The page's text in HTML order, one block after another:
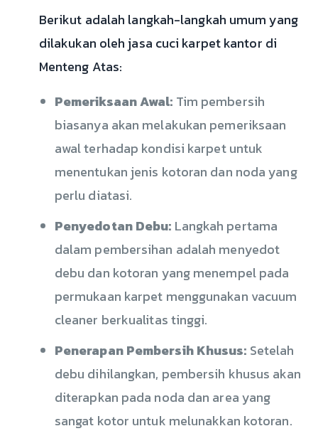
Berikut adalah langkah-langkah umum yang
dilakukan oleh jasa cuci karpet kantor di
Menteng Atas:
Pemeriksaan Awal: Tim pembersih
biasanya akan melakukan pemeriksaan
awal terhadap kondisi karpet untuk
menentukan jenis kotoran dan noda yang
perlu diatasi.
Penyedotan Debu: Langkah pertama
dalam pembersihan adalah menyedot
debu dan kotoran yang menempel pada
permukaan karpet menggunakan vacuum
cleaner berkualitas tinggi.
Penerapan Pembersih Khusus: Setelah
debu dihilangkan, pembersih khusus akan
diterapkan pada noda dan area yang
sangat kotor untuk melunakkan kotoran.